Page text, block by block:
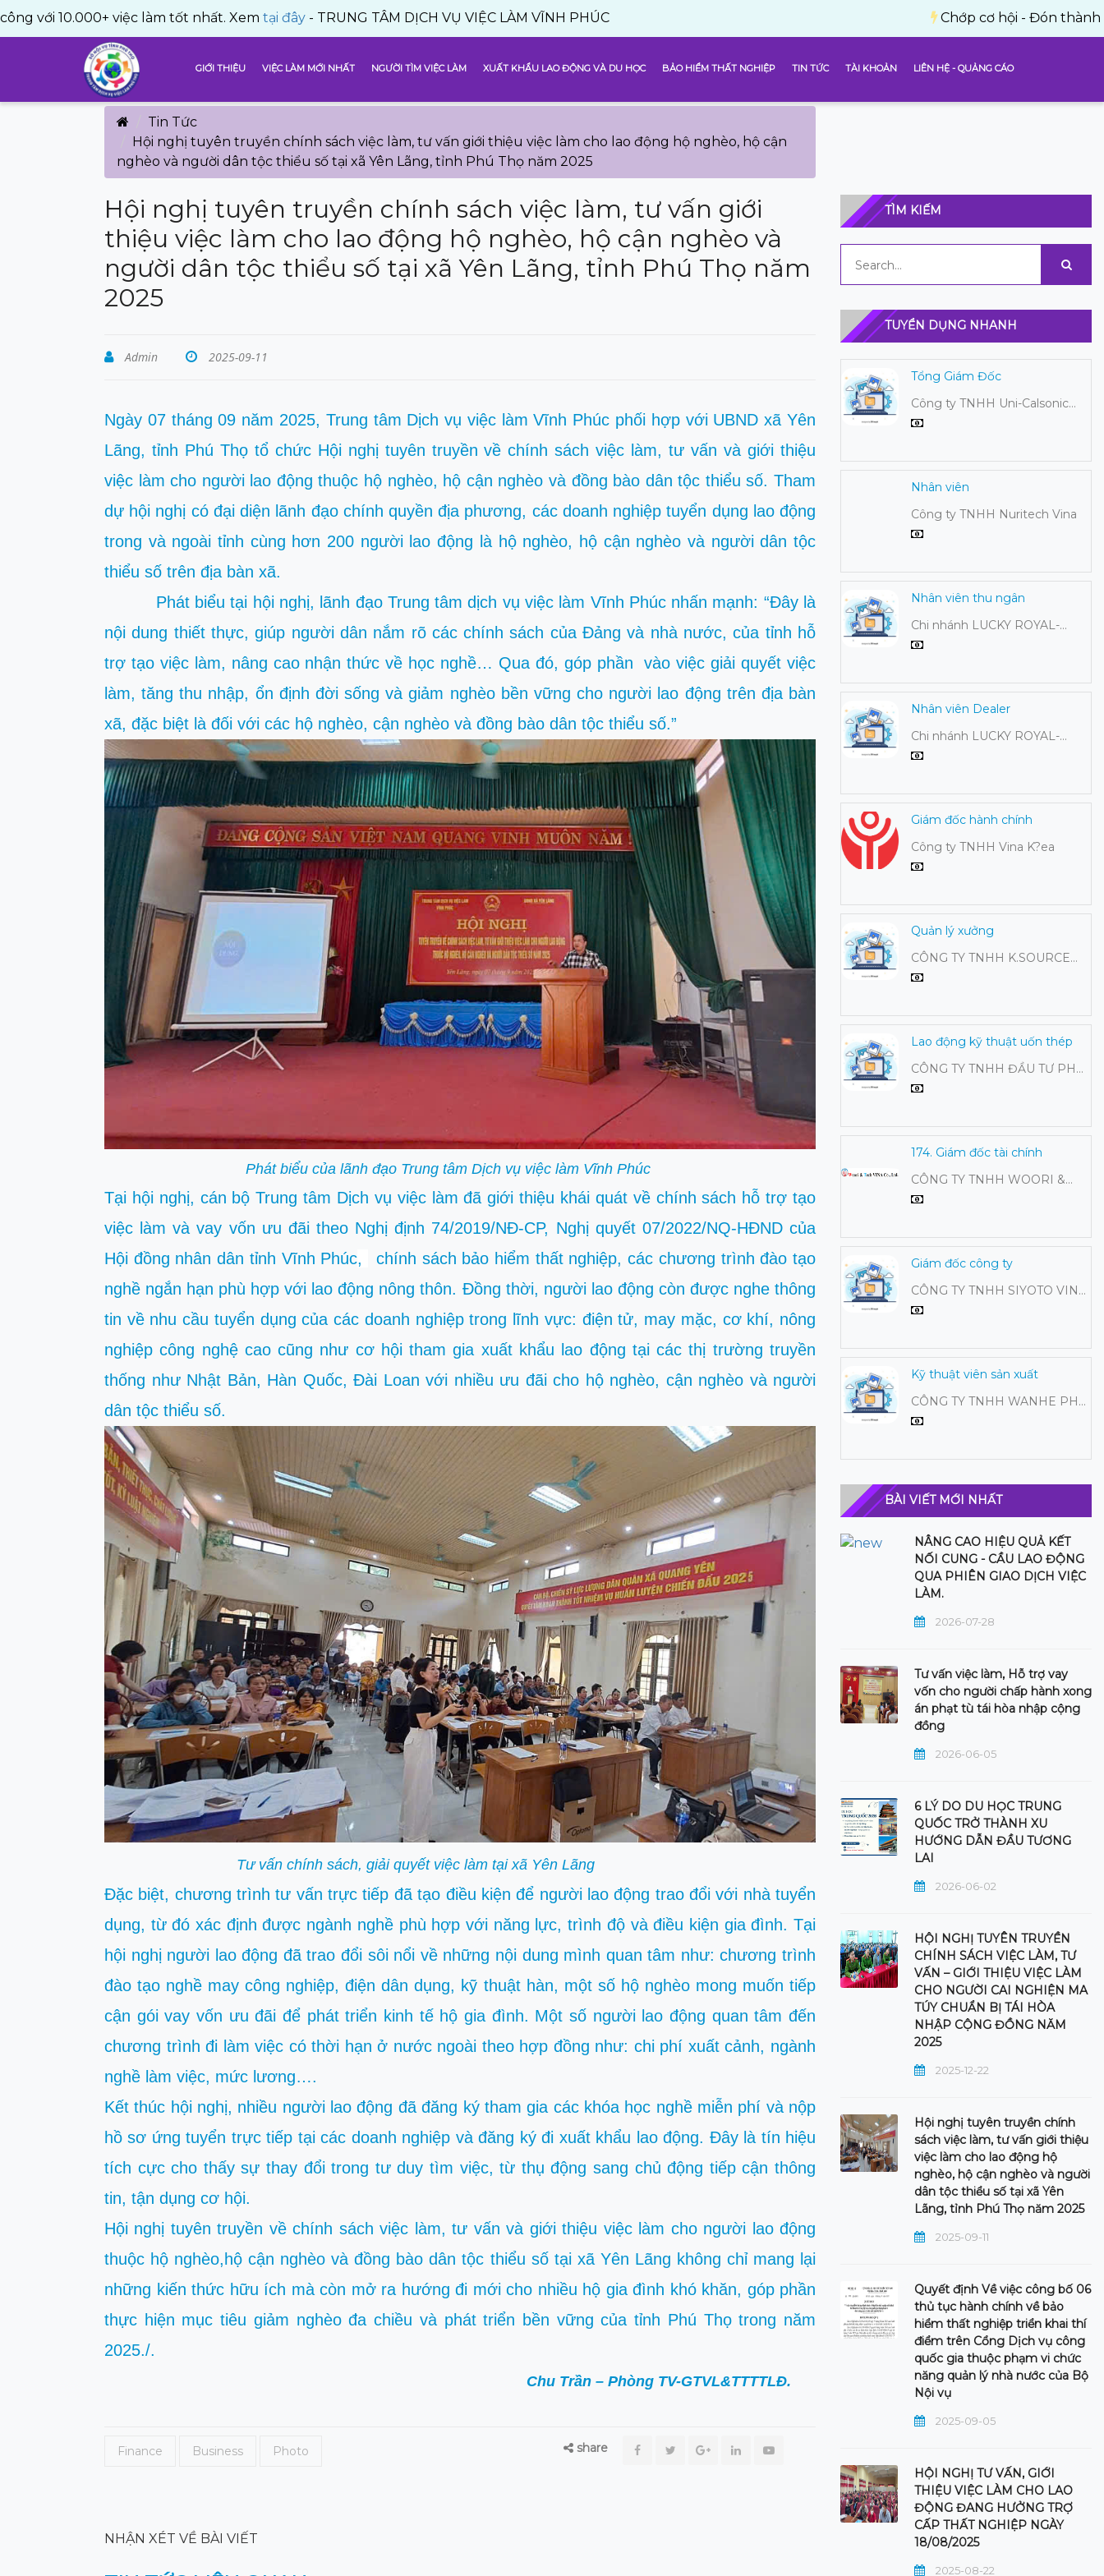
việc làm tốt nhất. Xem tại đây- TRUNG TÂM DỊCH VỤ VIỆC LÀM VĨNH PHÚC Chớp cơ hội - Đón thành công với
GIỚI THIỆU VIỆC LÀM MỚI NHẤT NGƯỜI TÌM VIỆC LÀM XUẤT KHẨU LAO ĐỘNG VÀ DU HỌC BẢO HIỂM THẤT NGHIỆP TIN TỨC TÀI KHOẢN LIÊN HỆ - QUẢNG CÁO
Tin Tức
Hội nghị tuyên truyền chính sách việc làm, tư vấn giới thiệu việc làm cho lao động hộ nghèo, hộ cận
nghèo và người dân tộc thiểu số tại xã Yên Lãng, tỉnh Phú Thọ năm 2025
Hội nghị tuyên truyền chính sách việc làm, tư vấn giới
thiệu việc làm cho lao động hộ nghèo, hộ cận nghèo và
người dân tộc thiểu số tại xã Yên Lãng, tỉnh Phú Thọ năm
2025
Admin 2025-09-11
Ngày 07 tháng 09 năm 2025, Trung tâm Dịch vụ việc làm Vĩnh Phúc phối hợp với UBND xã Yên
Lãng, tỉnh Phú Thọ tổ chức Hội nghị tuyên truyền về chính sách việc làm, tư vấn và giới thiệu
việc làm cho người lao động thuộc hộ nghèo, hộ cận nghèo và đồng bào dân tộc thiểu số. Tham
dự hội nghị có đại diện lãnh đạo chính quyền địa phương, các doanh nghiệp tuyển dụng lao động
trong và ngoài tỉnh cùng hơn 200 người lao động là hộ nghèo, hộ cận nghèo và người dân tộc
thiểu số trên địa bàn xã.
Phát biểu tại hội nghị, lãnh đạo Trung tâm dịch vụ việc làm Vĩnh Phúc nhấn mạnh: “Đây là
nội dung thiết thực, giúp người dân nắm rõ các chính sách của Đảng và nhà nước, của tỉnh hỗ
trợ tạo việc làm, nâng cao nhận thức về học nghề… Qua đó, góp phần vào việc giải quyết việc
làm, tăng thu nhập, ổn định đời sống và giảm nghèo bền vững cho người lao động trên địa bàn
xã, đặc biệt là đối với các hộ nghèo, cận nghèo và đồng bào dân tộc thiểu số.”
Phát biểu của lãnh đạo Trung tâm Dịch vụ việc làm Vĩnh Phúc
Tại hội nghị, cán bộ Trung tâm Dịch vụ việc làm đã giới thiệu khái quát về chính sách hỗ trợ tạo
việc làm và vay vốn ưu đãi theo Nghị định 74/2019/NĐ-CP, Nghị quyết 07/2022/NQ-HĐND của
Hội đồng nhân dân tỉnh Vĩnh Phúc,
chính sách bảo hiểm thất nghiệp, các chương trình đào tạo
nghề ngắn hạn phù hợp với lao động nông thôn. Đồng thời, người lao động còn được nghe thông
tin về nhu cầu tuyển dụng của các doanh nghiệp trong lĩnh vực: điện tử, may mặc, cơ khí, nông
nghiệp công nghệ cao cũng như cơ hội tham gia xuất khẩu lao động tại các thị trường truyền
thống như Nhật Bản, Hàn Quốc, Đài Loan với nhiều ưu đãi cho hộ nghèo, cận nghèo và người
dân tộc thiểu số.
Tư vấn chính sách, giải quyết việc làm tại xã Yên Lãng
Đặc biệt, chương trình tư vấn trực tiếp đã tạo điều kiện để người lao động trao đổi với nhà tuyển
dụng, từ đó xác định được ngành nghề phù hợp với năng lực, trình độ và điều kiện gia đình. Tại
hội nghị người lao động đã trao đổi sôi nổi về những nội dung mình quan tâm như: chương trình
đào tạo nghề may công nghiệp, điện dân dụng, kỹ thuật hàn, một số hộ nghèo mong muốn tiếp
cận gói vay vốn ưu đãi để phát triển kinh tế hộ gia đình. Một số người lao động quan tâm đến
chương trình đi làm việc có thời hạn ở nước ngoài theo hợp đồng như: chi phí xuất cảnh, ngành
nghề làm việc, mức lương….
Kết thúc hội nghị, nhiều người lao động đã đăng ký tham gia các khóa học nghề miễn phí và nộp
hồ sơ ứng tuyển trực tiếp tại các doanh nghiệp và đăng ký đi xuất khẩu lao động. Đây là tín hiệu
tích cực cho thấy sự thay đổi trong tư duy tìm việc, từ thụ động sang chủ động tiếp cận thông
tin, tận dụng cơ hội.
Hội nghị tuyên truyền về chính sách việc làm, tư vấn và giới thiệu việc làm cho người lao động
thuộc hộ nghèo,hộ cận nghèo và đồng bào dân tộc thiểu số tại xã Yên Lãng không chỉ mang lại
những kiến thức hữu ích mà còn mở ra hướng đi mới cho nhiều hộ gia đình khó khăn, góp phần
thực hiện mục tiêu giảm nghèo đa chiều và phát triển bền vững của tỉnh Phú Thọ trong năm
2025./.
Chu Trần – Phòng TV-GTVL&TTTTLĐ.
Finance Business Photo share
NHẬN XÉT VỀ BÀI VIẾT
TÌM KIẾM
TUYỂN DỤNG NHANH
Tổng Giám Đốc
Công ty TNHH Uni-Calsonic
Việt Nam
Nhân viên
Công ty TNHH Nuritech Vina
Nhân viên thu ngân
Chi nhánh LUCKY ROYAL-
Công ty cổ phần Hồng Hạc Đại
Nhân viên Dealer
Chi nhánh LUCKY ROYAL-
Công ty cổ phần Hồng Hạc Đại
Giám đốc hành chính
Công ty TNHH Vina K?ea
Quản lý xưởng
CÔNG TY TNHH K.SOURCE
HÀ NỘI VIỆT NAM
Lao động kỹ thuật uốn thép
CÔNG TY TNHH ĐẦU TƯ PHÁT
TRIỂN QUÝ DŨNG TQD VIỆT
174. Giám đốc tài chính
CÔNG TY TNHH WOORI &
TECH VINA
Giám đốc công ty
CÔNG TY TNHH SIYOTO VINA
ELECTRONICS
Kỹ thuật viên sản xuất
CÔNG TY TNHH WANHE PHÚ
THỌ
BÀI VIẾT MỚI NHẤT
NÂNG CAO HIỆU QUẢ KẾT
NỐI CUNG - CẦU LAO ĐỘNG
QUA PHIÊN GIAO DỊCH VIỆC
LÀM.
2026-07-28
Tư vấn việc làm, Hỗ trợ vay
vốn cho người chấp hành xong
án phạt tù tái hòa nhập cộng
đồng
2026-06-05
6 LÝ DO DU HỌC TRUNG
QUỐC TRỞ THÀNH XU
HƯỚNG DẪN ĐẦU TƯƠNG
LAI
2026-06-02
HỘI NGHỊ TUYÊN TRUYỀN
CHÍNH SÁCH VIỆC LÀM, TƯ
VẤN – GIỚI THIỆU VIỆC LÀM
CHO NGƯỜI CAI NGHIỆN MA
TÚY CHUẨN BỊ TÁI HÒA
NHẬP CỘNG ĐỒNG NĂM
2025
2025-12-22
Hội nghị tuyên truyền chính
sách việc làm, tư vấn giới thiệu
việc làm cho lao động hộ
nghèo, hộ cận nghèo và người
dân tộc thiểu số tại xã Yên
Lãng, tỉnh Phú Thọ năm 2025
2025-09-11
Quyết định Về việc công bố 06
thủ tục hành chính về bảo
hiểm thất nghiệp triển khai thí
điểm trên Cổng Dịch vụ công
quốc gia thuộc phạm vi chức
năng quản lý nhà nước của Bộ
Nội vụ
2025-09-05
HỘI NGHỊ TƯ VẤN, GIỚI
THIỆU VIỆC LÀM CHO LAO
ĐỘNG ĐANG HƯỞNG TRỢ
CẤP THẤT NGHIỆP NGÀY
18/08/2025
2025-08-22